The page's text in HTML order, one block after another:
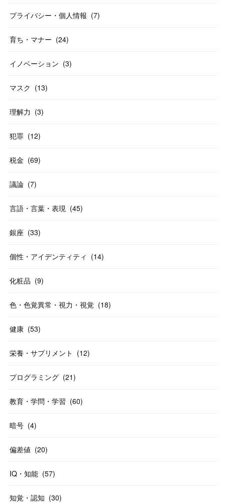
プライバシー・個人情報 (7)
育ち・マナー (24)
イノベーション (3)
マスク (13)
理解力 (3)
犯罪 (12)
税金 (69)
議論 (7)
言語・言葉・表現 (45)
銀座 (33)
個性・アイデンティティ (14)
化粧品 (9)
色・色覚異常・視力・視覚 (18)
健康 (53)
栄養・サプリメント (12)
プログラミング (21)
教育・学問・学習 (60)
暗号 (4)
偏差値 (20)
IQ・知能 (57)
知覚・認知 (30)